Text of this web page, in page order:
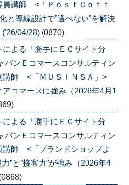
講師 <「ＰｏｓｔＣｏｆｆ
と導線設計で”選べない”を解決
('26/04/28) (0870)
による「勝手にＥＣサイト分
ンＥコマースコンサルティン
講師 <「ＭＵＳＩＮＳＡ」>
コマースに強み（2026年4月1
による「勝手にＥＣサイト分
ンＥコマースコンサルティン
師 <「ブランドショップよ
”と”接客力”が強み（2026年4
(0868)